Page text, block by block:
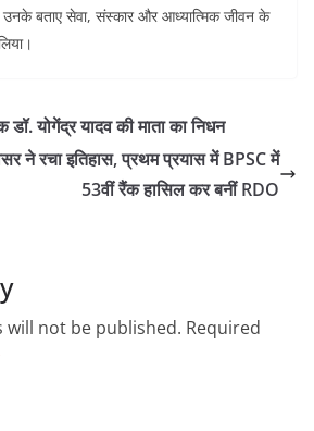
उनके बताए सेवा, संस्कार और आध्यात्मिक जीवन के
योगेंद्र यादव की माता का निधन
ने रचा इतिहास, प्रथम प्रयास में BPSC में
53वीं रैंक हासिल कर बनीं RDO
will not be published. Required